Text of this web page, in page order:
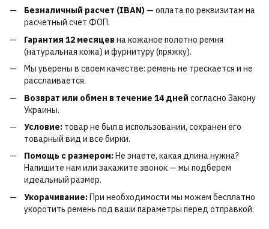
Безналичный расчет (IBAN) — оплата по реквизитам на
расчетный счет ФОП.
Гарантия 12 месяцевна кожаное полотно ремня
(натуральная кожа) и фурнитуру (пряжку).
Мы уверены в своем качестве: ремень не трескается и не
расслаивается.
Возврат или обмен в течение 14 дней согласно Закону
Украины.
Условие: товар не был в использовании, сохранен его
товарный вид и все бирки.
Помощь с размером: Не знаете, какая длина нужна?
Напишите нам или закажите звонок — мы подберем
идеальный размер.
Укорачивание:При необходимости мы можем бесплатно
укоротить ремень под ваши параметры перед отправкой.